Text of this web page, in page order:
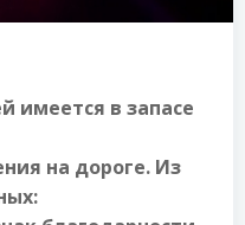
имеется в запасе
на дороге. Из